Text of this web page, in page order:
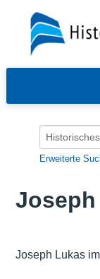
Erweiterte
Joseph Lukas